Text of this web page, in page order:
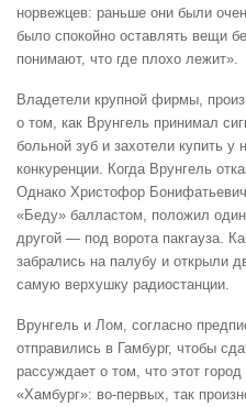
норвежцев: раньше они были
было спокойно оставлять вещи
понимают, что где плохо лежит».
Владетели крупной фирмы,
о том, как Врунгель принимал
больной зуб и захотели купить у
конкуренции. Когда Врунгель
Однако Христофор
«Беду» балластом, положил
другой — под ворота пакгауза.
забрались на палубу и открыли
самую верхушку радиостанции.
Врунгель и Лом, согласно
отправились в Гамбург, чтобы
рассуждает о том, что этот
«Хамбург»: во-первых, так